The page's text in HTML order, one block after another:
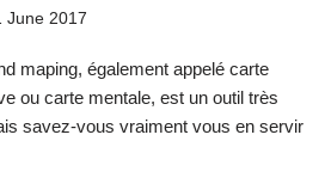
June 2017
maping, également appelé carte
ou carte mentale, est un outil très
savez-vous vraiment vous en servir